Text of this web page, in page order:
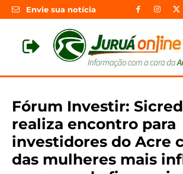
Envie sua notícia
Fórum Investir:
realiza encontro para
investidores do Acre
das mulheres mais